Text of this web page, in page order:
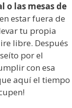
o las mesas de
estar fuera de
tu propia
libre. Después
por el
con esa
aquí el tiempo